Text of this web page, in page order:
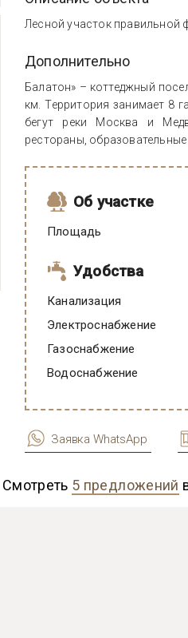
Лесной участок
Дополнительно
Балатон» – коттеджный
км. Территория занимает 8
бегут реки Москва и
рестораны,
Об участке
Площадь
Удобства
Канализация
Электроснабжение
Газоснабжение
Водоснабжение
Заявка WhatsApp
Смотреть 5 предложений